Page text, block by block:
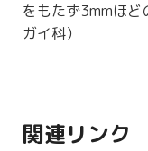
をもたず3mmほど
ガイ科）
関連リンク